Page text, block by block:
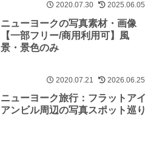
2020.07.30 2025.06.05
ニューヨークの写真素材・画像
【一部フリー/商用利用可】風
景・景色のみ
2020.07.21 2026.06.25
ニューヨーク旅行：フラットアイ
アンビル周辺の写真スポット巡り